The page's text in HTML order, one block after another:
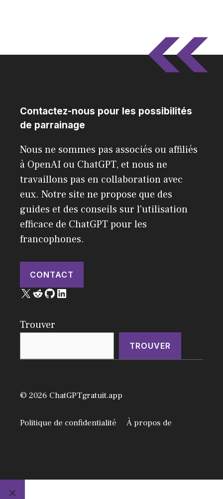
Contactez-nous pour les possibilités
de parrainage
Nous ne sommes pas associés ou affiliés
à OpenAI ou ChatGPT, et nous ne
travaillons pas en collaboration avec
eux. Notre site ne propose que des
guides et des conseils sur l'utilisation
efficace de ChatGPT pour les
francophones.
CONTACT
X Reddit
GitHub
LinkedIn
Trouver
TROUVER
© 2026 ChatGPTgratuit.app
Politique de confidentialité À propos de